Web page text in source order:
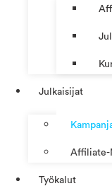
Julkaisijat
Affiliate-
Työkalut